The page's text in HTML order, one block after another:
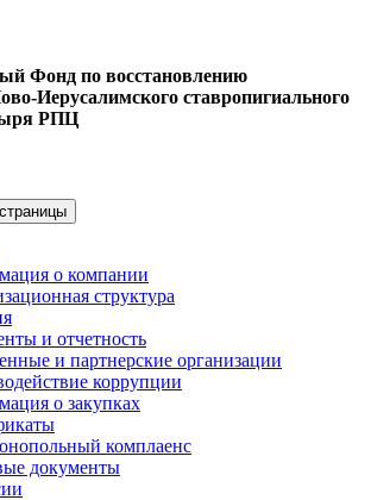
Фонд по восстановлению
Иерусалимского ставропигиального
РПЦ
о компании
структура
и отчетность
и партнерские организации
коррупции
о закупках
комплаенс
документы